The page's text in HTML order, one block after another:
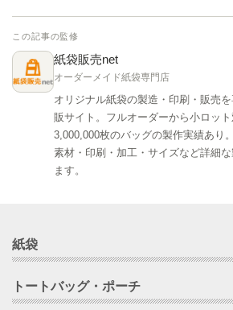
この記事の監修
紙袋販売net
オーダーメイド紙袋専門店
オリジナル紙袋の製造・印刷・販売
販サイト。フルオーダーから小ロッ
3,000,000枚のバッグの製作実績あり
素材・印刷・加工・サイズなど詳細
ます。
紙袋
トートバッグ・ポーチ